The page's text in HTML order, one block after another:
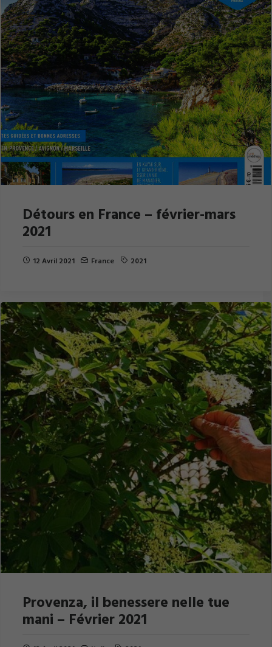
Détours en France – février-mars
2021
12 Avril 2021 France 2021
Provenza, il benessere nelle tue
mani – Février 2021